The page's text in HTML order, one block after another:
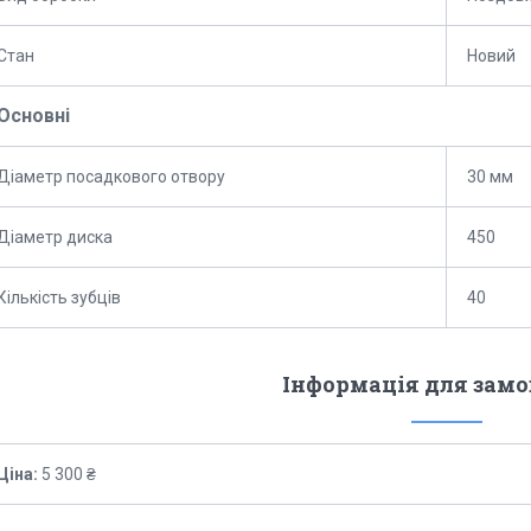
Новий
посадкового отвору 30 мм
диска 450
зубців 40
Інформація для
5 300 ₴